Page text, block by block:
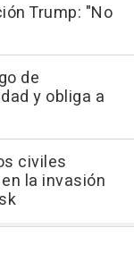
Trump: "No
de
y obliga a
civiles
la invasión